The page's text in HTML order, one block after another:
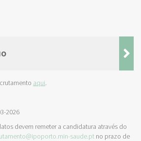
aqui.
2026
devem remeter a candidatura através do
saude.pt no prazo de